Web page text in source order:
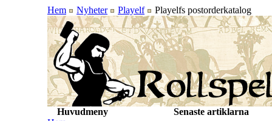
Hem Nyheter Playelf Playelfs postorderkatalog
Huvudmeny
Senaste artiklarna